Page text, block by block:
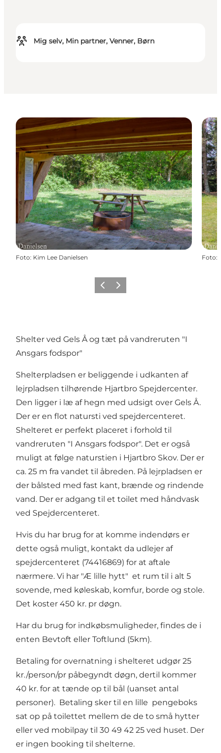
Mig selv, Min partner, Venner, Børn
Foto: Kim Lee Danielsen Foto:
ForrigeNæste
Shelter ved Gels Å og tæt på vandreruten "I
Ansgars fodspor"
Shelterpladsen er beliggende i udkanten af
lejrpladsen tilhørende Hjartbro Spejdercenter.
Den ligger i læ af hegn med udsigt over Gels Å.
Der er en flot natursti ved spejdercenteret.
Shelteret er perfekt placeret i forhold til
vandreruten "I Ansgars fodspor". Det er også
muligt at følge naturstien i Hjartbro Skov. Der er
ca. 25 m fra vandet til åbreden. På lejrpladsen er
der bålsted med fast kant, brænde og rindende
vand. Der er adgang til et toilet med håndvask
ved Spejdercenteret.
Hvis du har brug for at komme indendørs er
dette også muligt, kontakt da udlejer af
spejdercenteret (74416869) for at aftale
nærmere. Vi har "Æ lille hytt" et rum til i alt 5
sovende, med køleskab, komfur, borde og stole.
Det koster 450 kr. pr døgn.
Har du brug for indkøbsmuligheder, findes de i
enten Bevtoft eller Toftlund (5km).
Betaling for overnatning i shelteret udgør 25
kr./person/pr påbegyndt døgn, dertil kommer
40 kr. for at tænde op til bål (uanset antal
personer). Betaling sker til en lille pengeboks
sat op på toilettet mellem de de to små hytter
eller ved mobilpay til 30 49 42 25 ved huset. Der
er ingen booking til shelterne.